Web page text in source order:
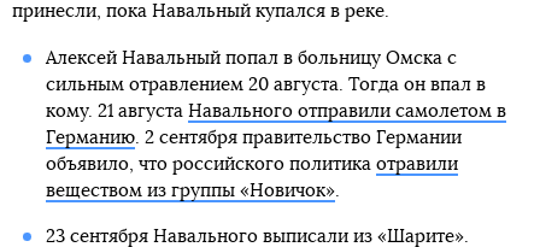
принесли, пока Навальный купался в реке.
Алексей Навальный попал в больницу Омска с
сильным отравлением 20 августа. Тогда он впал в
кому. 21 августа Навального отправили самолетом в
Германию. 2 сентября правительство Германии
объявило, что российского политика отравили
веществом из группы «Новичок».
23 сентября Навального выписали из «Шарите».